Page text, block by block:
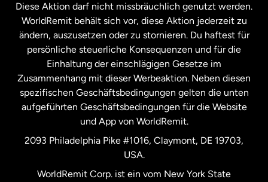
Niederlande
Schweden
Spanien
Vereinigte Staaten English
Vereinigte Staaten
Diese Aktion darf nicht missbräuchlich genutzt werden.
WorldRemit behält sich vor, diese Aktion jederzeit zu
ändern, auszusetzen oder zu stornieren. Du haftest für
persönliche steuerliche Konsequenzen und für die
Einhaltung der einschlägigen Gesetze im
Zusammenhang mit dieser Werbeaktion. Neben diesen
spezifischen Geschäftsbedingungen gelten die unten
aufgeführten Geschäftsbedingungen für die Website
und App von WorldRemit.
2093 Philadelphia Pike #1016, Claymont, DE 19703,
USA.
WorldRemit Corp. ist ein vom New York State